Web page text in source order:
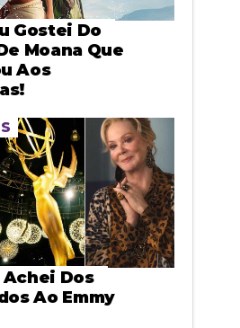
Gostei Do
Moana Que
Aos
Achei Dos
Ao Emmy